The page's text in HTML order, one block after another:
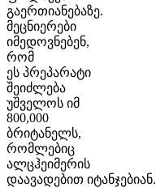
გაერთიანებაზე.
მეცნიერები
იმედოვნებენ,
რომ
ეს პრეპარატი
შეიძლება
უშველოს იმ
800,000
ბრიტანელს,
რომლებიც
ალცჰეიმერის
დაავადებით იტანჯებიან.